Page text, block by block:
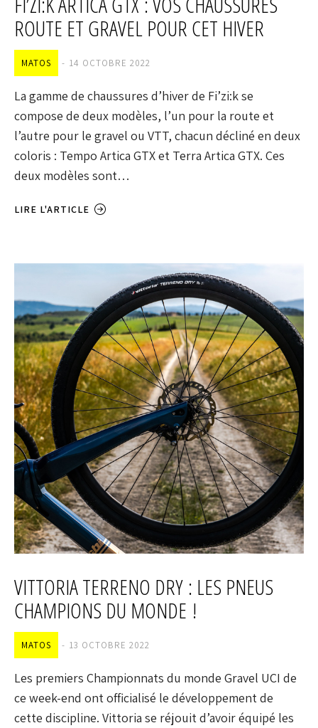
ROUTE ET GRAVEL POUR CET HIVER
MATOS 14 OCTOBRE 2022
La gamme de chaussures d’hiver de Fi’zi:k se
compose de deux modèles, l’un pour la route et
l’autre pour le gravel ou VTT, chacun décliné en deux
coloris : Tempo Artica GTX et Terra Artica GTX. Ces
deux modèles sont…
LIRE L'ARTICLE
VITTORIA TERRENO DRY : LES PNEUS
CHAMPIONS DU MONDE !
MATOS 13 OCTOBRE 2022
Les premiers Championnats du monde Gravel UCI de
ce week-end ont officialisé le développement de
cette discipline. Vittoria se réjouit d’avoir équipé les